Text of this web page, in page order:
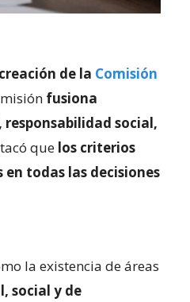
de la Comisión
fusiona
social,
que los criterios
todas las decisiones
la existencia de áreas
social y de